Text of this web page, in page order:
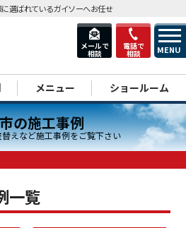
メールで
相談
電話で
相談 MENU
選ばれているガイソーへお任せ
メニュー ショールーム
の施工事例
えなど施工事例をご覧下さい
一覧